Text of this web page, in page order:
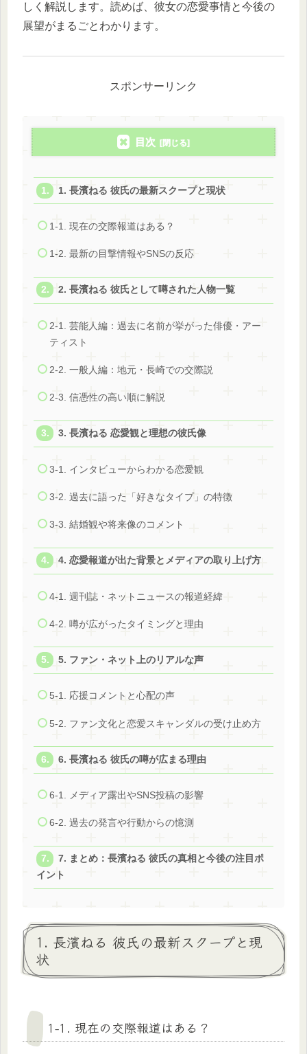
しく解説します。読めば、彼女の恋愛事情と今後の
展望がまるごとわかります。
スポンサーリンク
目次
1. 長濱ねる 彼氏の最新スクープと現状
1-1. 現在の交際報道はある？
1-2. 最新の目撃情報やSNSの反応
2. 長濱ねる 彼氏として噂された人物一覧
2-1. 芸能人編：過去に名前が挙がった俳優・アー
ティスト
2-2. 一般人編：地元・長崎での交際説
2-3. 信憑性の高い順に解説
3. 長濱ねる 恋愛観と理想の彼氏像
3-1. インタビューからわかる恋愛観
3-2. 過去に語った「好きなタイプ」の特徴
3-3. 結婚観や将来像のコメント
4. 恋愛報道が出た背景とメディアの取り上げ方
4-1. 週刊誌・ネットニュースの報道経緯
4-2. 噂が広がったタイミングと理由
5. ファン・ネット上のリアルな声
5-1. 応援コメントと心配の声
5-2. ファン文化と恋愛スキャンダルの受け止め方
6. 長濱ねる 彼氏の噂が広まる理由
6-1. メディア露出やSNS投稿の影響
6-2. 過去の発言や行動からの憶測
7. まとめ：長濱ねる 彼氏の真相と今後の注目ポ
イント
1. 長濱ねる 彼氏の最新スクープと現
状
1-1. 現在の交際報道はある？